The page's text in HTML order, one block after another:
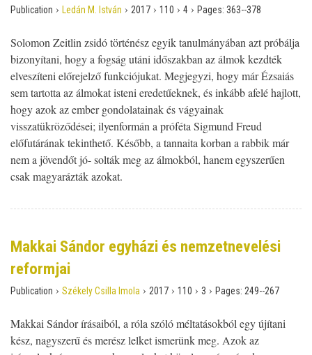
Publication › Ledán M. István › 2017 › 110 › 4 › Pages: 363--378
Solomon Zeitlin zsidó történész egyik tanulmányában azt próbálja
bizonyítani, hogy a fogság utáni időszakban az álmok kezdték
elveszíteni előrejelző funkciójukat. Megjegyzi, hogy már Ézsaiás
sem tartotta az álmokat isteni eredetűeknek, és inkább afelé hajlott,
hogy azok az ember gondolatainak és vágyainak
visszatükröződései; ilyenformán a próféta Sigmund Freud
előfutárának tekinthető. Később, a tannaita korban a rabbik már
nem a jövendőt jó- solták meg az álmokból, hanem egyszerűen
csak magyarázták azokat.
Makkai Sándor egyházi és nemzetnevelési
reformjai
Publication › Székely Csilla Imola › 2017 › 110 › 3 › Pages: 249--267
Makkai Sándor írásaiból, a róla szóló méltatásokból egy újítani
kész, nagyszerű és merész lelket ismerünk meg. Azok az